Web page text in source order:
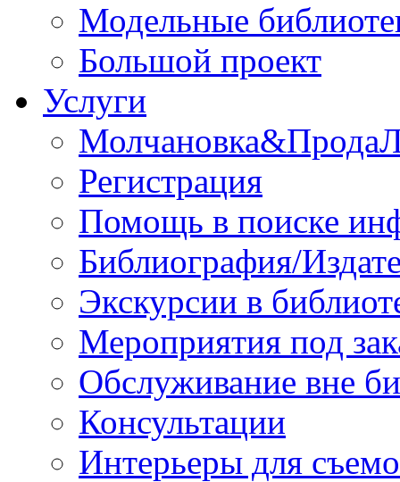
Модельные
Большой проект
Услуги
Регистрация
Помощь в поиске
Библиография/
Экскурсии в
Мероприятия под
Обслуживание вне
Консультации
Интерьеры для